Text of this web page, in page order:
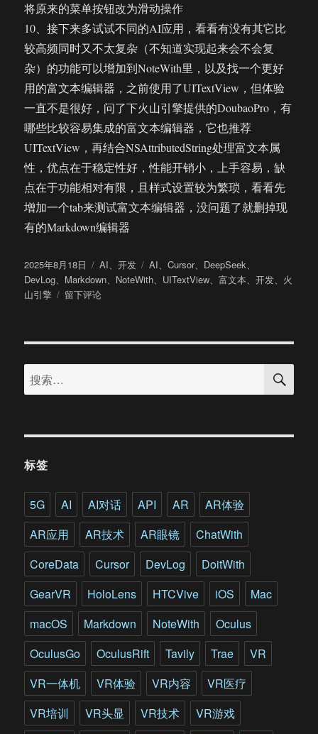
将原来的菜单按钮改为滑动操作
10、接下来多试试不同的AI应用，看看有没有其它比
较高频同时又不太复杂（不知道实现起来会不会复
杂）的功能可以增加到NoteWith里，以及找一个更好
用的富文本编辑器，之前使用了UITextView，但体验
一直不是很好，问了下火山引擎提供的DoubaoPro，有
哪些比较容易集成的富文本编辑器，它也推荐
UITextView，再结合NSAttributedString处理富文本属
性，优点在于稳定性好，性能开销小，上手容易，缺
点在于功能相对有限，且样式设置较为繁琐，看看先
增加一个tab来测试富文本编辑器，没问题了就删掉现
有的Markdown编辑器
发
布
于
2025年8月18日
分
类
AI、开发
标
签
AI、Cursor、 DeepSeek、
DevLog、 Markdown、 NoteWith、 UITextView、富文本、开发、 火
山引擎
于
年
月
日
留下评论
搜
索：
搜
标签
5G AI AI对话 API AR
AR体验
AR应用
AR技术 AR眼镜
ChatWith
CoreData
Cursor DevLog
DoitWith
GearVR
HoloLens HTCVive iOS
Mac
macOS
Markdown NoteWith
Oculus
OculusGo
OculusRift Tavily Trae
VR
VR一体机
VR体验 VR内容
VR医疗
VR培训
VR头显 VR技术
VR游戏